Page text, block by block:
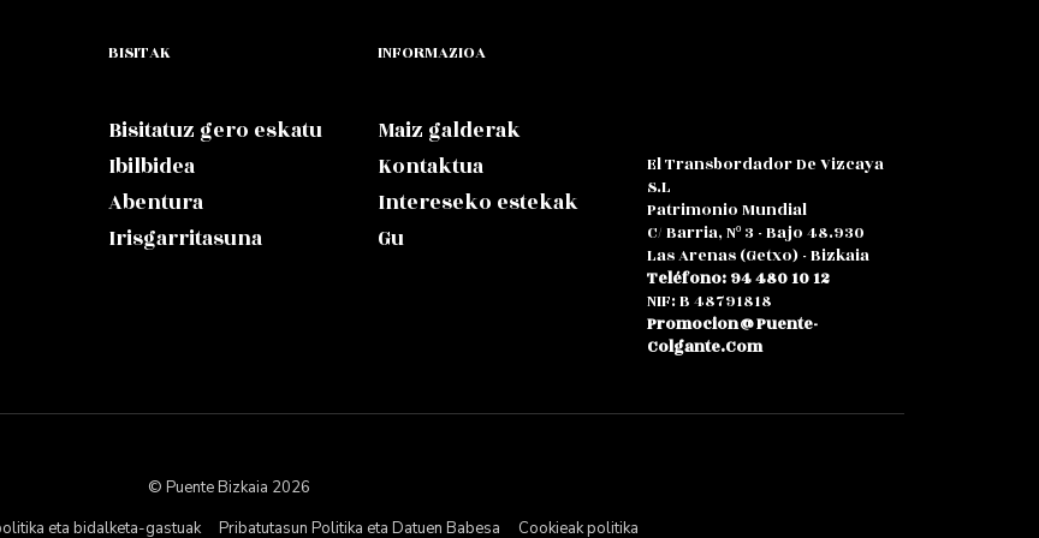
BISITAK
Bisitatuz gero eskatu
Ibilbidea
Abentura
Irisgarritasuna
INFORMAZIOA
Maiz galderak
Kontaktua
Intereseko estekak
Gu
El Transbordador De Vizcaya
S.L
Patrimonio Mundial
C/ Barria, Nº 3 - Bajo 48.930
Las Arenas (Getxo) - Bizkaia
Teléfono: 94 480 10 12
NIF: B 48791818
Promocion@puente-
Colgante.com
© Puente Bizkaia 2026
eta bidalketa-gastuak Pribatutasun Politika eta Datuen Babesa Cookieak politika